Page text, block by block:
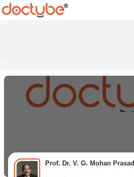
Prof. Dr. V. G. Mohan Prasad